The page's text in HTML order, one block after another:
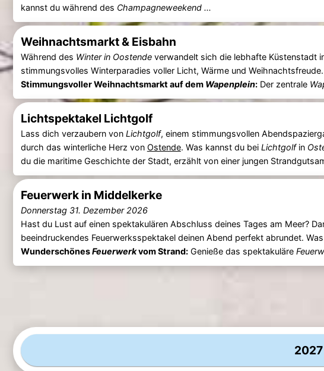
kannst du während des Champagneweekend ...
Weihnachtsmarkt & Eisbahn
Während des Winter in Oostendeverwandelt sich die lebhafte Küstenstadt
stimmungsvolles Winterparadies voller Licht, Wärme und
Stimmungsvoller Weihnachtsmarkt auf dem Wapenplein:Der zentrale
Lichtspektakel Lichtgolf
Lass dich verzaubern von Lichtgolf, einem stimmungsvollen
durch das winterliche Herz von Ostende. Was kannst du bei Lichtgolfin
du die maritime Geschichte der Stadt, erzählt von einer jungen
Feuerwerk in Middelkerke
Donnerstag 31. Dezember 2026
Hast du Lust auf einen spektakulären Abschluss deines Tages am Meer?
beeindruckendes Feuerwerksspektakel deinen Abend perfekt abrundet.
WunderschönesFeuerwerkvom Strand:Genieße das spektakuläre
2027